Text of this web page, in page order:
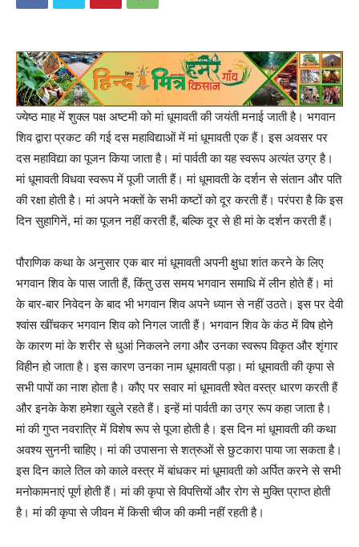
ज्येष्ठ माह में शुक्ल पक्ष अष्टमी को मां धूमावती की जयंती मनाई जाती है। भगवान
शिव द्वारा प्रकट की गई दस महाविद्याओं में मां धूमावती एक हैं। इस अवसर पर
दस महाविद्या का पूजन किया जाता है। मां पार्वती का यह स्वरूप अत्यंत उग्र है।
मां धूमावती विधवा स्वरूप में पूजी जाती हैं। मां धूमावती के दर्शन से संतान और पति
की रक्षा होती है। मां अपने भक्तों के सभी कष्टों को दूर करती हैं। परंपरा है कि इस
दिन सुहागिनें, मां का पूजन नहीं करती हैं, बल्कि दूर से ही मां के दर्शन करती हैं।
पौराणिक कथा के अनुसार एक बार मां धूमावती अपनी क्षुधा शांत करने के लिए
भगवान शिव के पास जाती हैं, किंतु उस समय भगवान समाधि में लीन होते हैं। मां
के बार-बार निवेदन के बाद भी भगवान शिव अपने ध्यान से नहीं उठते। इस पर देवी
श्वांस खींचकर भगवान शिव को निगल जाती हैं। भगवान शिव के कंठ में विष होने
के कारण मां के शरीर से धुआं निकलने लगा और उनका स्वरूप विकृत और शृंगार
विहीन हो जाता है। इस कारण उनका नाम धूमावती पड़ा। मां धूमावती की कृपा से
सभी पापों का नाश होता है। कौए पर सवार मां धूमावती श्वेत वस्त्र धारण करती हैं
और इनके केश हमेशा खुले रहते हैं। इन्हें मां पार्वती का उग्र रूप कहा जाता है।
मां की गुप्त नव​रात्रि में विशेष रूप से पूजा होती है। इस दिन मां धूमावती की कथा
अवश्य सुननी चाहिए। मां की उपासना से शत्रुओं से छुटकारा पाया जा सकता है।
इस दिन काले तिल को काले वस्त्र में बांधकर मां धूमावती को अर्पित करने से सभी
मनोकामनाएं पूर्ण होती हैं। मां की कृपा से विपत्तियों और रोग से मुक्ति प्राप्त होती
है। मां की कृपा से जीवन में किसी चीज की कमी नहीं रहती है।